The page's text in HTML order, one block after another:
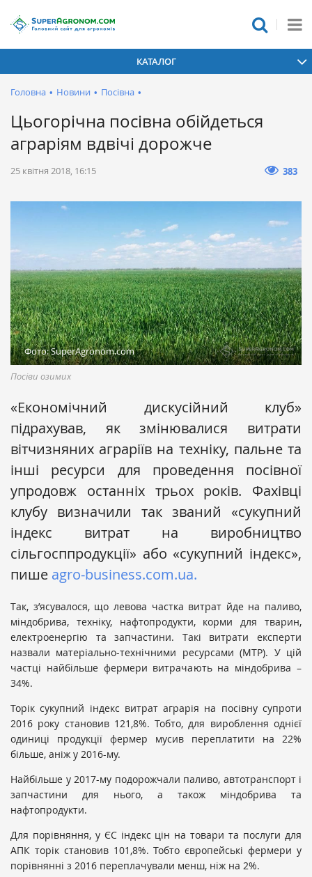
КАТАЛОГ
Головна • Новини • Посівна •
Цьогорічна посівна обійдеться
аграріям вдвічі дорожче
25 квітня 2018, 16:15 383
Фото: SuperAgronom.com
Посіви озимих
«Економічний дискусійний клуб»
підрахував, як змінювалися витрати
вітчизняних аграріїв на техніку, пальне та
інші ресурси для проведення посівної
упродовж останніх трьох років. Фахівці
клубу визначили так званий «сукупний
індекс витрат на виробництво
сільгосппродукції» або «сукупний індекс»,
пише agro-business.com.ua.
Так, з’ясувалося, що левова частка витрат йде на паливо,
міндобрива, техніку, нафтопродукти, корми для тварин,
електроенергію та запчастини. Такі витрати експерти
назвали матеріально-технічними ресурсами (МТР). У цій
частці найбільше фермери витрачають на міндобрива –
34%.
Торік сукупний індекс витрат аграрія на посівну супроти
2016 року становив 121,8%. Тобто, для вироблення однієї
одиниці продукції фермер мусив переплатити на 22%
більше, аніж у 2016-му.
Найбільше у 2017-му подорожчали паливо, автотранспорт і
запчастини для нього, а також міндобрива та
нафтопродукти.
Для порівняння, у ЄС індекс цін на товари та послуги для
АПК торік становив 101,8%. Тобто європейські фермери у
порівнянні з 2016 переплачували менш, ніж на 2%.